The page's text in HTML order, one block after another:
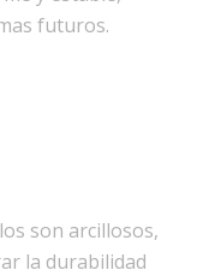
futuros.
son arcillosos,
la durabilidad